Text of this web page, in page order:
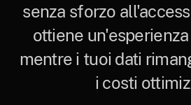
senza sforzo
ottiene
mentre i tuoi dati
i costi